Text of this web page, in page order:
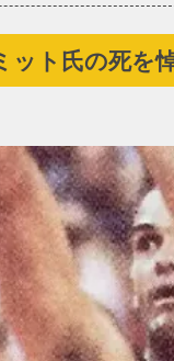
ット氏の死を